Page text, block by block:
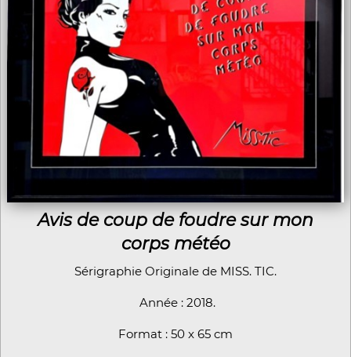
Avis de coup de foudre sur mon
corps météo
Sérigraphie Originale de MISS. TIC.
Année : 2018.
Format : 50 x 65 cm